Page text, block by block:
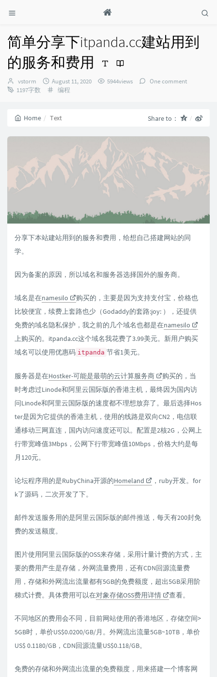
简单分享下itpanda.cc建站用到
的服务和费用
Author：
vstorm
发
布
August 11, 2020 5944views
One comment
1197字数
Categories：
编程
Home Text Share to：
分享下本站建站用到的服务和费用，给想自己搭建网站的同
学。
因为备案的原因，所以域名和服务器选择国外的服务商。
域名是在namesilo
购买的，主要是因为支持支付宝，价格也
比较便宜，续费上套路也少（Godaddy的套路:joy: ），还提供
免费的域名隐私保护，我之前的几个域名也都是在namesilo
上购买的。itpanda.cc这个域名我花费了3.99美元。新用户购买
域名可以使用优惠码 itpanda 节省1美元。
服务器是在Hostker-可能是最萌的云计算服务商
购买的，当
时考虑过Linode和阿里云国际版的香港主机，最终因为国内访
问Linode和阿里云国际版的速度都不理想放弃了。最后选择Hos
ter是因为它提供的香港主机，使用的线路是双向CN2，电信联
通移动三网直连，国内访问速度还可以。配置是2核2G，公网上
行带宽峰值3Mbps，公网下行带宽峰值10Mbps，价格大约是每
月120元。
论坛程序用的是RubyChina开源的Homeland
，ruby开发。for
k了源码，二次开发了下。
邮件发送服务用的是阿里云国际版的邮件推送，每天有200封免
费的发送额度。
图片使用阿里云国际版的OSS来存储，采用计量计费的方式，主
要的费用产生是存储，外网流量费用，还有CDN回源流量费
用，存储和外网流出流量都有5GB的免费额度，超出5GB采用阶
梯式计费。具体费用可以在对象存储OSS费用详情 查看。
不同地区的费用会不同，目前网站使用的香港地区，存储空间>
5GB时，单价US$0.0200/GB/月。外网流出流量5GB~10TB，单价
US$ 0.1180/GB，CDN回源流量US$0.118/GB。
免费的存储和外网流出流量的免费额度，用来搭建一个博客网